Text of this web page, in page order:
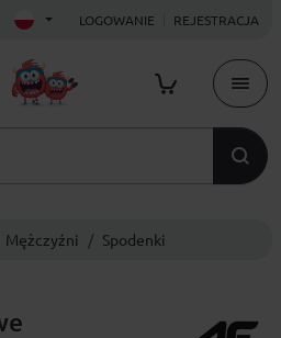
LOGOWANIE REJESTRACJA
Mężczyźni Spodenki